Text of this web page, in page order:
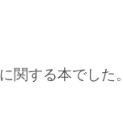
関する本でした。